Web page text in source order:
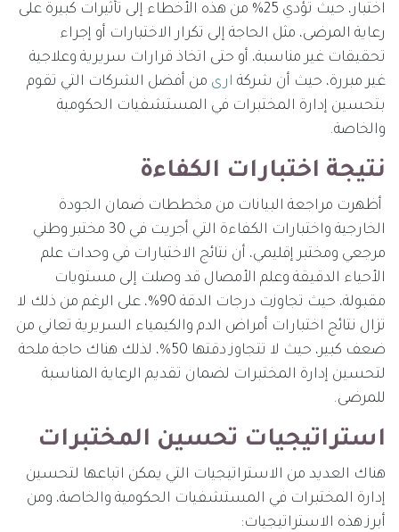
اختبار، حيث تؤدي 25% من هذه الأخطاء إلى تأثيرات كبيرة على
رعاية المرضى، مثل الحاجة إلى تكرار الاختبارات أو إجراء
تحقيقات غير مناسبة، أو حتى اتخاذ قرارات سريرية وعلاجية
غير مبررة، حيث أن شركة ارى من أفضل الشركات التي تقوم
بتحسين إدارة المختبرات في المستشفيات الحكومية
والخاصة.
نتيجة اختبارات الكفاءة
أظهرت مراجعة البيانات من مخططات ضمان الجودة
الخارجية واختبارات الكفاءة التي أجريت في 30 مختبر وطني
مرجعي ومختبر إقليمي، أن نتائج الاختبارات في وحدات علم
الأحياء الدقيقة وعلم الأمصال قد وصلت إلى مستويات
مقبولة، حيث تجاوزت درجات الدقة 90%، على الرغم من ذلك لا
تزال نتائج اختبارات أمراض الدم والكيمياء السريرية تعاني من
ضعف كبير، حيث لا تتجاوز دقتها 50٪، لذلك هناك حاجة ملحة
لتحسين إدارة المختبرات لضمان تقديم الرعاية المناسبة
للمرضى.
استراتيجيات تحسين المختبرات
هناك العديد من الاستراتيجيات التي يمكن اتباعها لتحسين
إدارة المختبرات في المستشفيات الحكومية والخاصة، ومن
أبرز هذه الاستراتيجيات: